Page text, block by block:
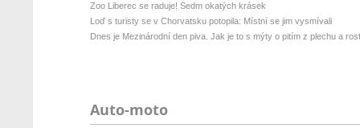
Zoo Liberec se raduje! Sedm okatých krásek
Loď s turisty se v Chorvatsku potopila: Místní se jim vysmívali
Dnes je Mezinárodní den piva. Jak je to s mýty o pitím z plechu a
Auto-moto